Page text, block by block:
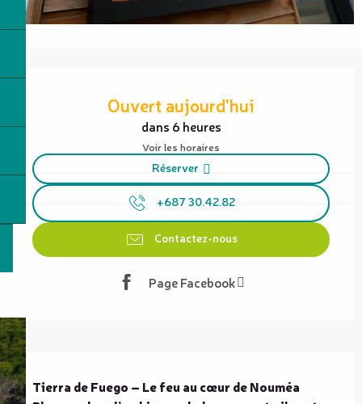
Ouverture et coordonnées
Ouvert aujourd'hui
dans 6 heures
Voir les horaires
Réserver
+687 30.42.82
Contactez-nous
Page Facebook
Description
Tierra de Fuego – Le feu au cœur de Nouméa